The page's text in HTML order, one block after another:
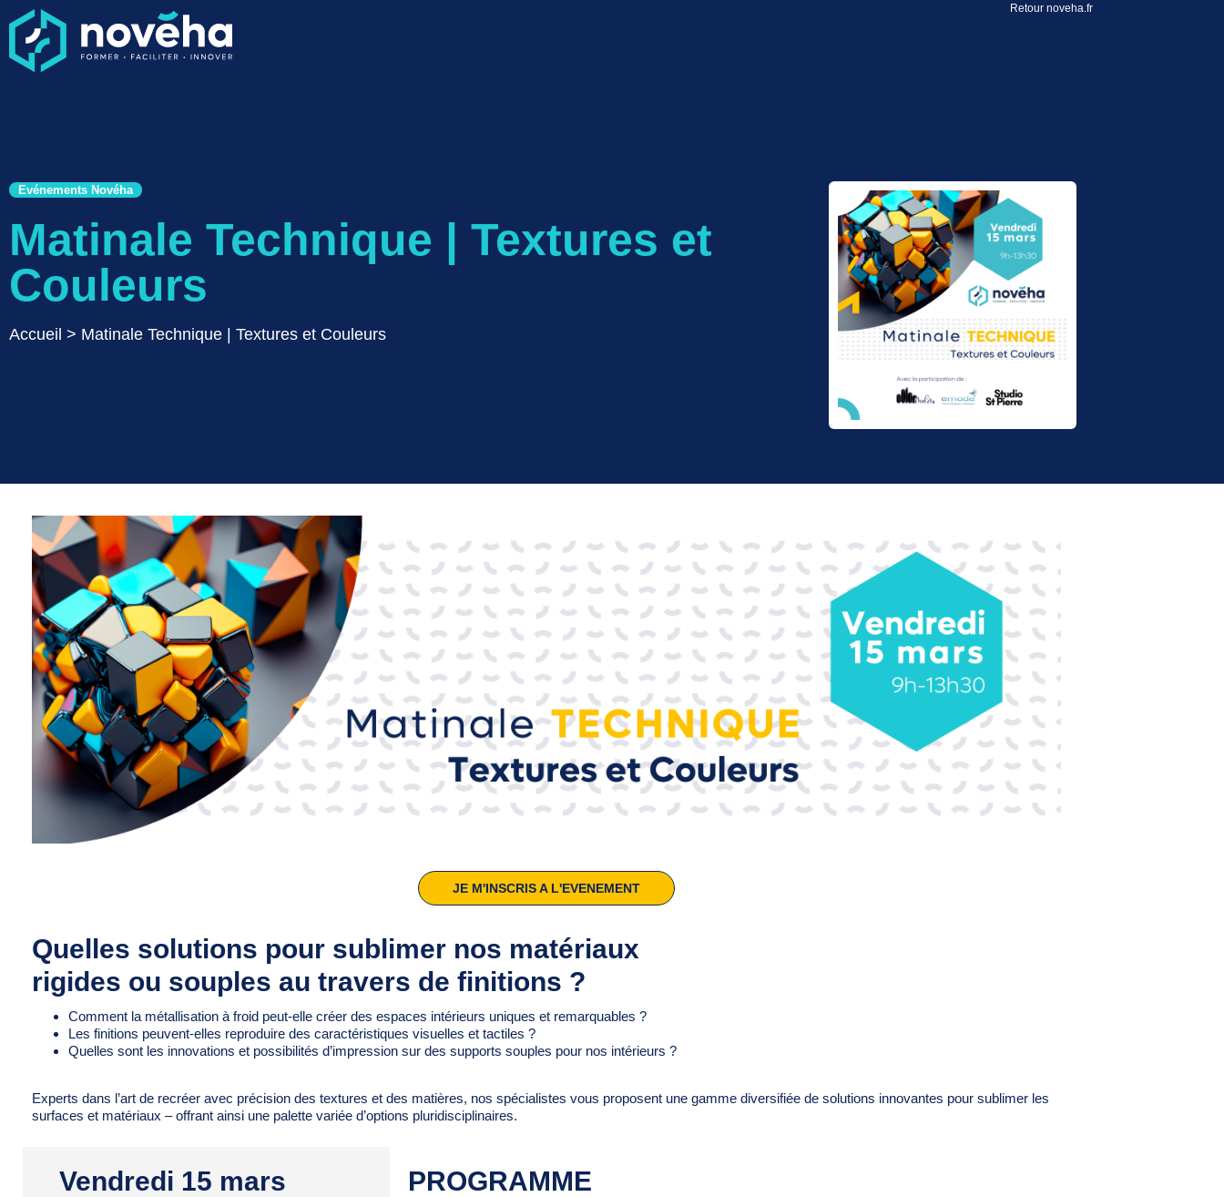
Retour noveha.fr
Evénements Novéha
Matinale Technique | Textures et
Couleurs
Accueil > Matinale Technique | Textures et Couleurs
JE M'INSCRIS A L'EVENEMENT
Quelles solutions pour sublimer nos matériaux
rigides ou souples au travers de finitions ?
Comment la métallisation à froid peut-elle créer des espaces intérieurs uniques et remarquables ?
Les finitions peuvent-elles reproduire des caractéristiques visuelles et tactiles ?
Quelles sont les innovations et possibilités d’impression sur des supports souples pour nos intérieurs ?
Experts dans l’art de recréer avec précision des textures et des matières, nos spécialistes vous proposent une gamme diversifiée de solutions innovantes pour sublimer les
surfaces et matériaux – offrant ainsi une palette variée d’options pluridisciplinaires.
Vendredi 15 mars
PROGRAMME